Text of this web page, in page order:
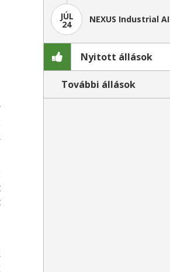
JÚL
24 NEXUS Industrial AI
Nyitott állások
További állások